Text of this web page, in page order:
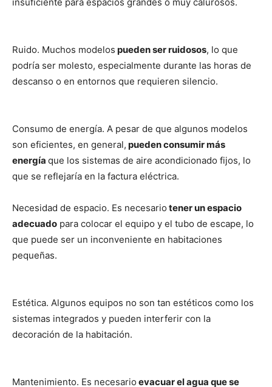
Ruido. Muchos modelos pueden ser ruidosos, lo que
podría ser molesto, especialmente durante las horas de
descanso o en entornos que requieren silencio.
Consumo de energía. A pesar de que algunos modelos
son eficientes, en general, pueden consumir más
energía que los sistemas de aire acondicionado fijos, lo
que se reflejaría en la factura eléctrica.
Necesidad de espacio. Es necesario tener un espacio
adecuado para colocar el equipo y el tubo de escape, lo
que puede ser un inconveniente en habitaciones
pequeñas.
Estética. Algunos equipos no son tan estéticos como los
sistemas integrados y pueden interferir con la
decoración de la habitación.
Mantenimiento. Es necesario evacuar el agua que se